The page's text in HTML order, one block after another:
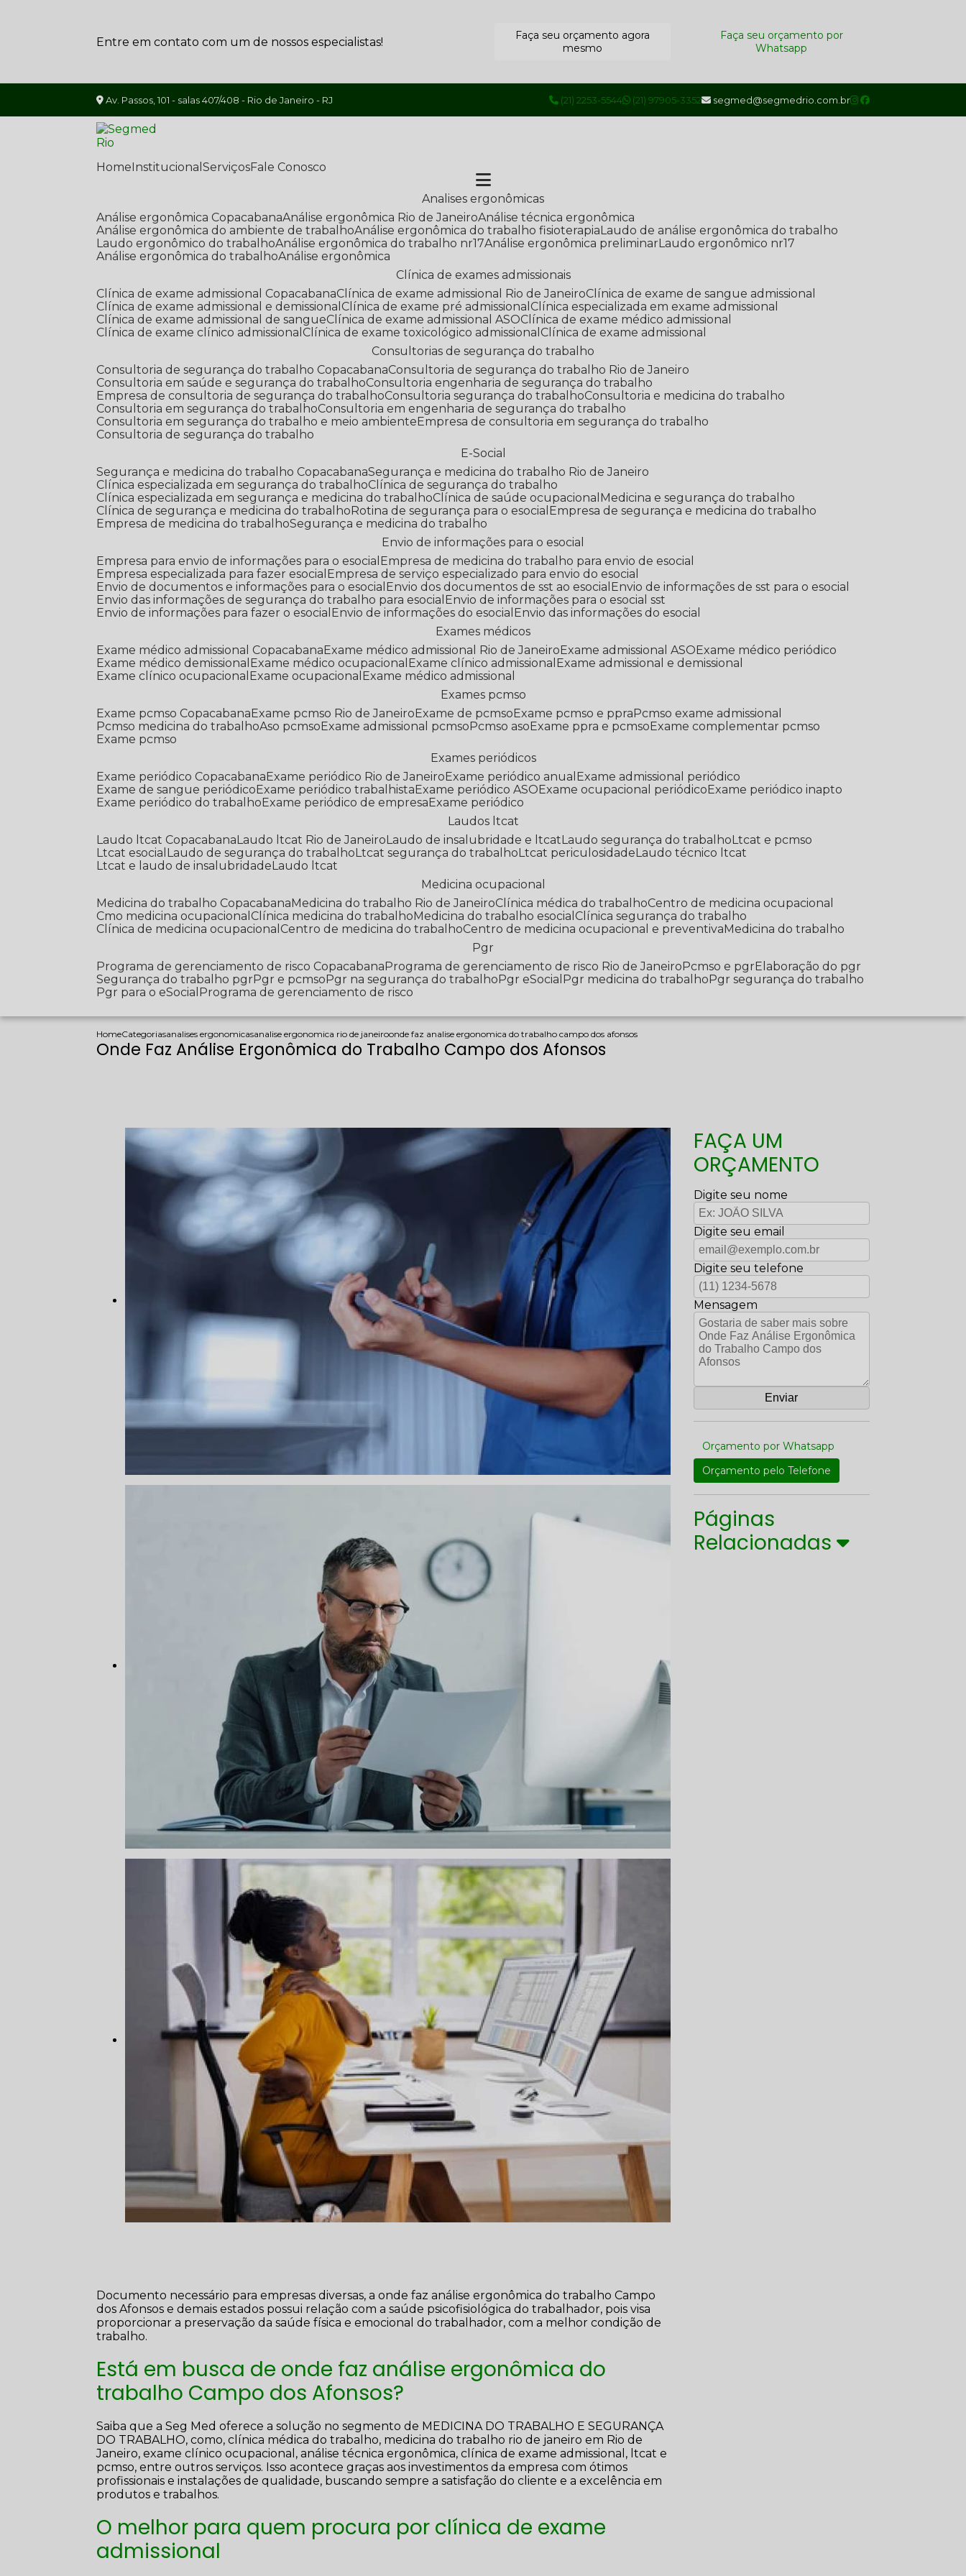
Entre em contato com um de nossos especialistas!
Faça seu orçamento agora
mesmo
Faça seu orçamento por
Whatsapp
Av. Passos, 101 - salas 407/408 - Rio de Janeiro - RJ (21) 2253-5544 (21) 97905-3352 segmed@segmedrio.com.br
Home Institucional Serviços Fale Conosco
Analises ergonômicas
Análise ergonômica Copacabana Análise ergonômica Rio de Janeiro Análise técnica ergonômica
Análise ergonômica do ambiente de trabalho Análise ergonômica do trabalho fisioterapia Laudo de análise ergonômica do trabalho
Laudo ergonômico do trabalho Análise ergonômica do trabalho nr17 Análise ergonômica preliminar Laudo ergonômico nr17
Análise ergonômica do trabalho Análise ergonômica
Clínica de exames admissionais
Clínica de exame admissional Copacabana
Clínica de exame admissional Rio de Janeiro
Clínica de exame de sangue admissional
Clínica de exame admissional e demissional
Clínica de exame pré admissional
Clínica especializada em exame admissional
Clínica de exame admissional de sangue
Clínica de exame admissional ASO
Clínica de exame médico admissional
Clínica de exame clínico admissional
Clínica de exame toxicológico admissional
Clínica de exame admissional
Consultorias de segurança do trabalho
Consultoria de segurança do trabalho Copacabana
Consultoria de segurança do trabalho Rio de Janeiro
Consultoria em saúde e segurança do trabalho
Consultoria engenharia de segurança do trabalho
Empresa de consultoria de segurança do trabalho
Consultoria segurança do trabalho
Consultoria e medicina do trabalho
Consultoria em segurança do trabalho
Consultoria em engenharia de segurança do trabalho
Consultoria em segurança do trabalho e meio ambiente
Empresa de consultoria em segurança do trabalho
Consultoria de segurança do trabalho
E-Social
Segurança e medicina do trabalho Copacabana Segurança e medicina do trabalho Rio de Janeiro
Clínica especializada em segurança do trabalho
Clínica de segurança do trabalho
Clínica especializada em segurança e medicina do trabalho
Clínica de saúde ocupacional
Medicina e segurança do trabalho
Clínica de segurança e medicina do trabalho
Rotina de segurança para o esocial
Empresa de segurança e medicina do trabalho
Empresa de medicina do trabalho Segurança e medicina do trabalho
Envio de informações para o esocial
Empresa para envio de informações para o esocial
Empresa de medicina do trabalho para envio de esocial
Empresa especializada para fazer esocial
Empresa de serviço especializado para envio do esocial
Envio de documentos e informações para o esocial
Envio dos documentos de sst ao esocial
Envio de informações de sst para o esocial
Envio das informações de segurança do trabalho para esocial
Envio de informações para o esocial sst
Envio de informações para fazer o esocial
Envio de informações do esocial
Envio das informações do esocial
Exames médicos
Exame médico admissional Copacabana
Exame médico admissional Rio de Janeiro Exame admissional ASO
Exame médico periódico
Exame médico demissional
Exame médico ocupacional Exame clínico admissional
Exame admissional e demissional
Exame clínico ocupacional
Exame ocupacional
Exame médico admissional
Exames pcmso
Exame pcmso Copacabana
Exame pcmso Rio de Janeiro Exame de pcmso Exame pcmso e ppra
Pcmso exame admissional
Pcmso medicina do trabalho Aso pcmso Exame admissional pcmso Pcmso aso Exame ppra e pcmso
Exame complementar pcmso
Exame pcmso
Exames periódicos
Exame periódico Copacabana
Exame periódico Rio de Janeiro Exame periódico anual
Exame admissional periódico
Exame de sangue periódico
Exame periódico trabalhista Exame periódico ASO Exame ocupacional periódico
Exame periódico inapto
Exame periódico do trabalho
Exame periódico de empresa
Exame periódico
Laudos ltcat
Laudo ltcat Copacabana Laudo ltcat Rio de Janeiro Laudo de insalubridade e ltcat Laudo segurança do trabalho Ltcat e pcmso
Ltcat esocial
Laudo de segurança do trabalho Ltcat segurança do trabalho Ltcat periculosidade Laudo técnico ltcat
Ltcat e laudo de insalubridade Laudo ltcat
Medicina ocupacional
Medicina do trabalho Copacabana
Medicina do trabalho Rio de Janeiro Clínica médica do trabalho
Centro de medicina ocupacional
Cmo medicina ocupacional
Clínica medicina do trabalho Medicina do trabalho esocial
Clínica segurança do trabalho
Clínica de medicina ocupacional
Centro de medicina do trabalho Centro de medicina ocupacional e preventiva
Medicina do trabalho
Pgr
Programa de gerenciamento de risco Copacabana
Programa de gerenciamento de risco Rio de Janeiro Pcmso e pgr
Elaboração do pgr
Segurança do trabalho pgr
Pgr e pcmso Pgr na segurança do trabalho Pgr eSocial Pgr medicina do trabalho
Pgr segurança do trabalho
Pgr para o eSocial
Programa de gerenciamento de risco
HomeCategoriasanalises ergonomicasanalise ergonomica rio de janeiroonde faz analise ergonomica do trabalho campo dos afonsos
Onde Faz Análise Ergonômica do Trabalho Campo dos Afonsos
Documento necessário para empresas diversas, a onde faz análise ergonômica do trabalho Campo
dos Afonsos e demais estados possui relação com a saúde psicofisiológica do trabalhador, pois visa
proporcionar a preservação da saúde física e emocional do trabalhador, com a melhor condição de
trabalho.
Está em busca de onde faz análise ergonômica do
trabalho Campo dos Afonsos?
Saiba que a Seg Med oferece a solução no segmento de MEDICINA DO TRABALHO E SEGURANÇA
DO TRABALHO, como, clínica médica do trabalho, medicina do trabalho rio de janeiro em Rio de
Janeiro, exame clínico ocupacional, análise técnica ergonômica, clínica de exame admissional, ltcat e
pcmso, entre outros serviços. Isso acontece graças aos investimentos da empresa com ótimos
profissionais e instalações de qualidade, buscando sempre a satisfação do cliente e a excelência em
produtos e trabalhos.
O melhor para quem procura por clínica de exame
admissional
FAÇA UM
ORÇAMENTO
Digite seu nome
Digite seu email
Digite seu telefone
Mensagem
Orçamento por Whatsapp
Orçamento pelo Telefone
Páginas
Relacionadas